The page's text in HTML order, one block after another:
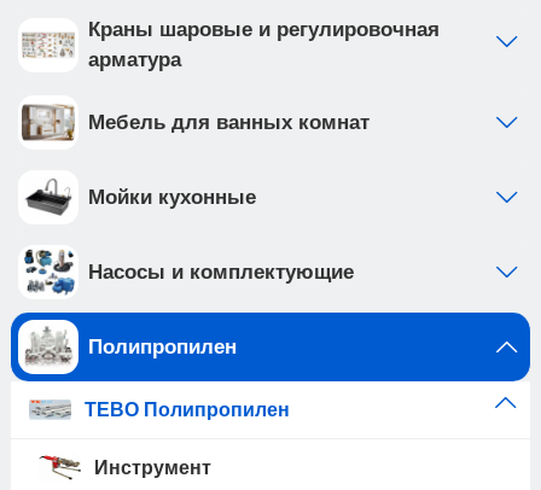
Краны шаровые и регулировочная
арматура
Мебель для ванных комнат
Мойки кухонные
Насосы и комплектующие
Полипропилен
TEBO Полипропилен
Инструмент